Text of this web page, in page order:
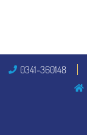
0341-360148